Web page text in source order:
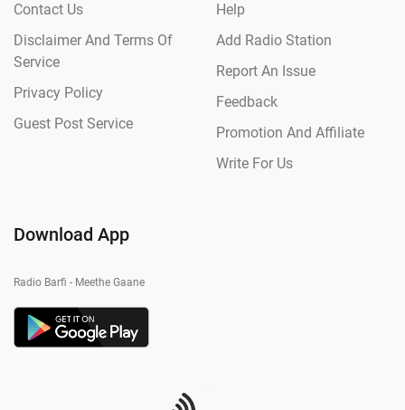
Contact Us
Disclaimer And Terms Of
Service
Privacy Policy
Guest Post Service
Help
Add Radio Station
Report An Issue
Feedback
Promotion And Affiliate
Write For Us
Download App
Radio Barfi - Meethe Gaane